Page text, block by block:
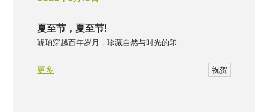
夏至节，夏至节!
琥珀穿越百年岁月，珍藏自然与时光的印…
更多 祝贺